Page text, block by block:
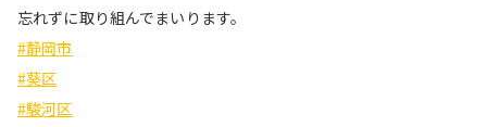
忘れずに取り組んでまいります。
#静岡市
#葵区
#駿河区